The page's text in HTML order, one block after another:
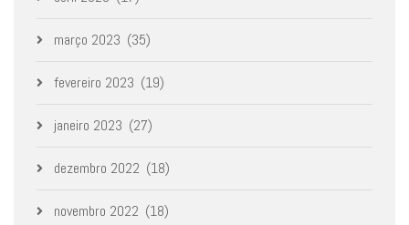
março 2023 (35)
fevereiro 2023 (19)
janeiro 2023 (27)
dezembro 2022 (18)
novembro 2022 (18)